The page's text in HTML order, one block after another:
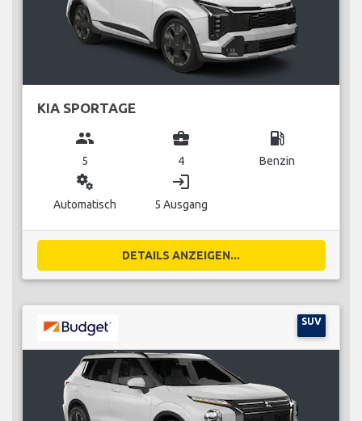
KIA SPORTAGE
group
5
business_center
4
local_gas_station
Benzin
miscellaneous_services
Automatisch
login
5 Ausgang
DETAILS ANZEIGEN...
SUV